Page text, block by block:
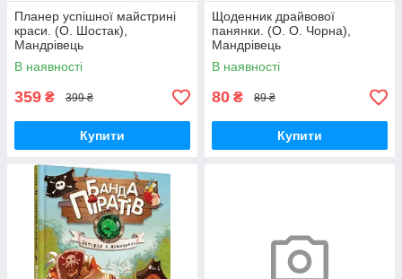
Планер успішної майстрині
краси. (О. Шостак),
Мандрівець
В наявності
359 ₴ 399 ₴
Купити
Щоденник драйвової
панянки. (О. О. Чорна),
Мандрівець
В наявності
80 ₴ 89 ₴
Купити